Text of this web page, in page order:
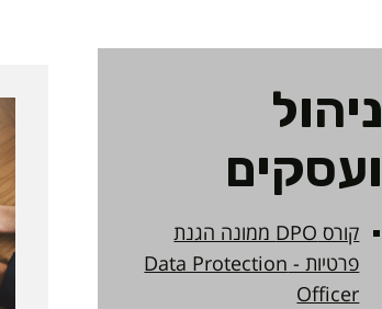
ניהול
ועסקים
קורס DPO ממונה הגנת
פרטיות - Data Protection
Officer